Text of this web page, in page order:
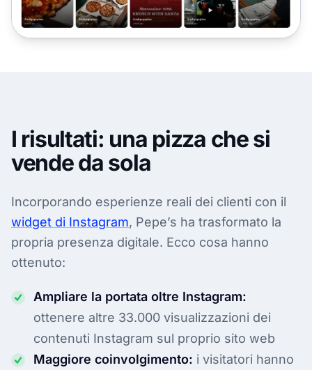
I risultati: una pizza che si
vende da sola
Incorporando esperienze reali dei clienti con il
widget di Instagram, Pepe’s ha trasformato la
propria presenza digitale. Ecco cosa hanno
ottenuto:
Ampliare la portata oltre Instagram:
ottenere altre 33.000 visualizzazioni dei
contenuti Instagram sul proprio sito web
Maggiore coinvolgimento: i visitatori hanno